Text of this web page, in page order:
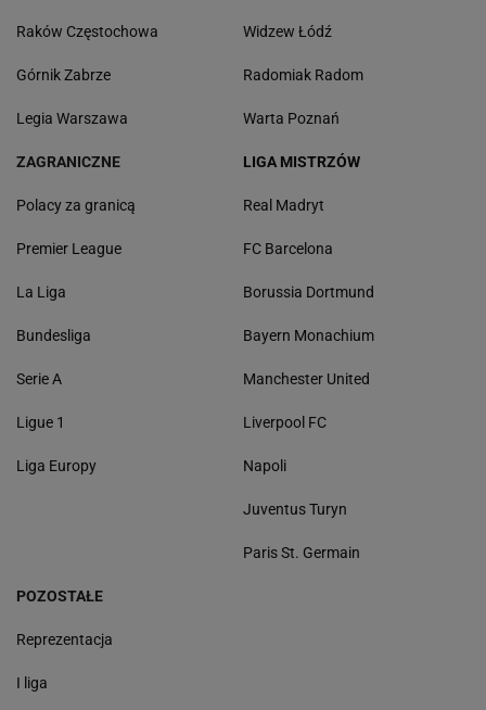
Raków Częstochowa
Górnik Zabrze
Legia Warszawa
Widzew Łódź
Radomiak Radom
Warta Poznań
ZAGRANICZNE
Polacy za granicą
Premier League
La Liga
Bundesliga
Serie A
Ligue 1
Liga Europy
LIGA MISTRZÓW
Real Madryt
FC Barcelona
Borussia Dortmund
Bayern Monachium
Manchester United
Liverpool FC
Napoli
Juventus Turyn
Paris St. Germain
POZOSTAŁE
Reprezentacja
I liga